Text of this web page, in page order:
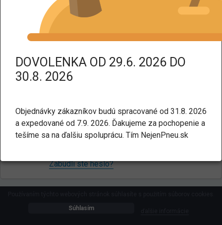
Pre nakupovanie v našom e-shope nie je potrebné mať
Prihlásiť sa
Zabudli ste heslo?
Súhlasím
DOVOLENKA OD 29.6. 2026 DO
30.8. 2026
Objednávky zákazníkov budú spracované od 31.8. 2026
a expedované od 7.9. 2026. Ďakujeme za pochopenie a
tešíme sa na ďalšiu spoluprácu. Tím NejenPneu.sk